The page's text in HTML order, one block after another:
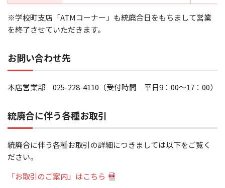
※学校町支店「ATMコーナー」も統廃合日をもちまして営業
を終了させていただきます。
お問い合わせ先
本店営業部 025-228-4110（受付時間 平日9：00～17：00）
統廃合に伴う各種お取引
統廃合に伴う各種お取引の詳細につきましては以下をご覧く
ださい。
「お取引のご案内」はこちら